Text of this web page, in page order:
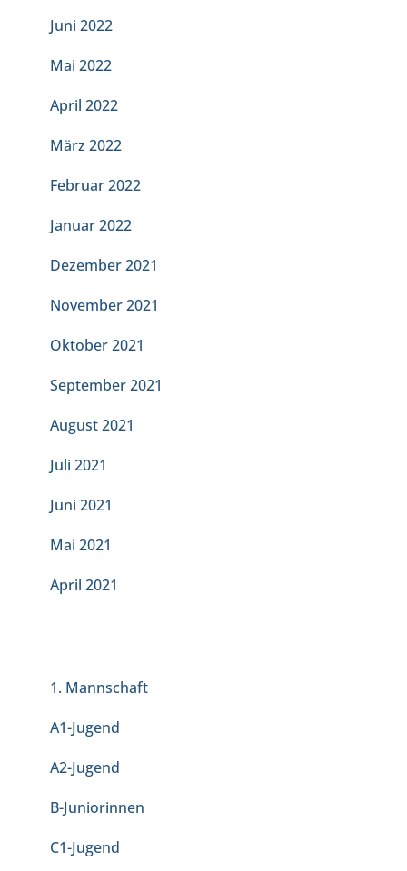
Juni 2022
Mai 2022
April 2022
März 2022
Februar 2022
Januar 2022
Dezember 2021
November 2021
Oktober 2021
September 2021
August 2021
Juli 2021
Juni 2021
Mai 2021
April 2021
1. Mannschaft
A1-Jugend
A2-Jugend
B-Juniorinnen
C1-Jugend